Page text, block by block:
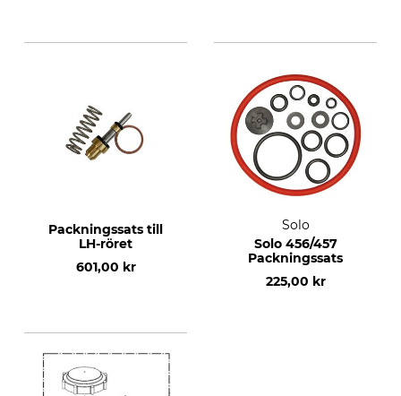
Packningssats till
LH-röret
601,00 kr
Solo
Solo 456/457
Packningssats
225,00 kr